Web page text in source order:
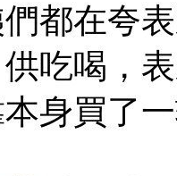
都在夸
吃喝，
身買了